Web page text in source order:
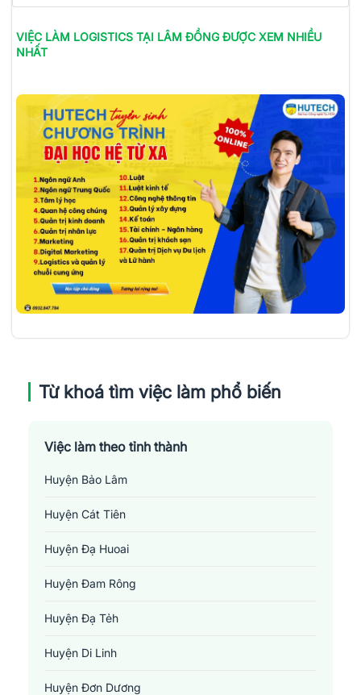
VIỆC LÀM LOGISTICS TẠI LÂM ĐỒNGĐƯỢC XEM NHIỀU
NHẤT
Từ khoá tìm việc làm phổ biến
Việc làm theo tỉnh thành
Huyện Bảo Lâm
Huyện Cát Tiên
Huyện Đạ Huoai
Huyện Đam Rông
Huyện Đạ Tẻh
Huyện Di Linh
Huyện Đơn Dương